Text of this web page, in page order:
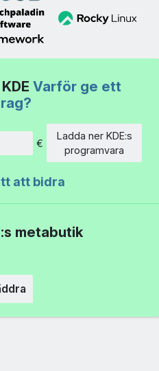
Varför ge ett
€
Ladda ner KDE:s
programvara
att bidra
metabutik